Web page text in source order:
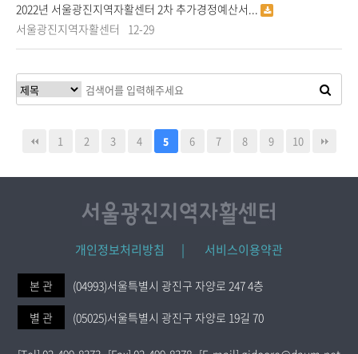
2022년 서울광진지역자활센터 2차 추가경정예산서...
서울광진지역자활센터
12-29
1 2 3 4 5 6 7 8 9 10
개인정보처리방침 | 서비스이용약관
본 관
(04993)서울특별시 광진구 자양로 247 4층
별 관
(05025)서울특별시 광진구 자양로 19길 70